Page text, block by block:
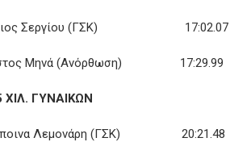
Σεργίου (ΓΣΚ) 17:02.07
Μηνά (Ανόρθωση) 17:29.99
ΧΙΛ. ΓΥΝΑΙΚΩΝ
Λεμονάρη (ΓΣΚ) 20:21.48